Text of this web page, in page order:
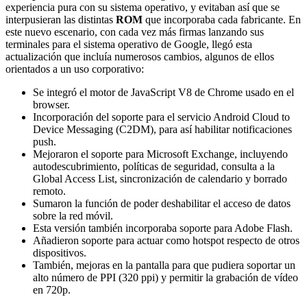
experiencia pura con su sistema operativo, y evitaban así que se
interpusieran las distintas ROM que incorporaba cada fabricante. En
este nuevo escenario, con cada vez más firmas lanzando sus
terminales para el sistema operativo de Google, llegó esta
actualización que incluía numerosos cambios, algunos de ellos
orientados a un uso corporativo:
Se integró el motor de JavaScript V8 de Chrome usado en el
browser.
Incorporación del soporte para el servicio Android Cloud to
Device Messaging (C2DM), para así habilitar notificaciones
push.
Mejoraron el soporte para Microsoft Exchange, incluyendo
autodescubrimiento, políticas de seguridad, consulta a la
Global Access List, sincronización de calendario y borrado
remoto.
Sumaron la función de poder deshabilitar el acceso de datos
sobre la red móvil.
Esta versión también incorporaba soporte para Adobe Flash.
Añadieron soporte para actuar como hotspot respecto de otros
dispositivos.
También, mejoras en la pantalla para que pudiera soportar un
alto número de PPI (320 ppi) y permitir la grabación de vídeo
en 720p.